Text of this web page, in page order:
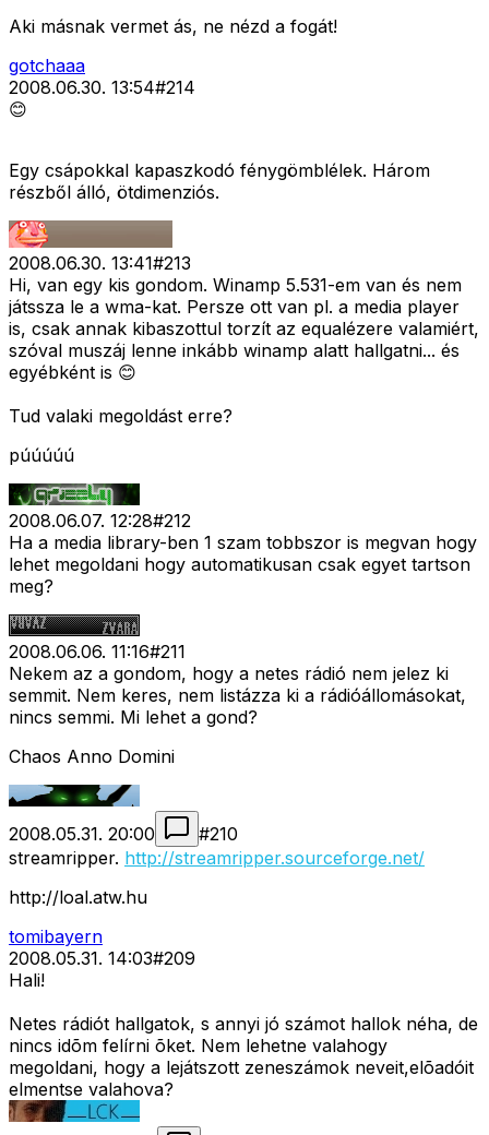
Aki másnak vermet ás, ne nézd a fogát!
gotchaaa
2008.06.30. 13:54#214
😊
Egy csápokkal kapaszkodó fénygömblélek. Három
részből álló, ötdimenziós.
2008.06.30. 13:41#213
Hi, van egy kis gondom. Winamp 5.531-em van és nem
játssza le a wma-kat. Persze ott van pl. a media player
is, csak annak kibaszottul torzít az equalézere valamiért,
szóval muszáj lenne inkább winamp alatt hallgatni... és
egyébként is 😊
Tud valaki megoldást erre?
púúúúú
2008.06.07. 12:28#212
Ha a media library-ben 1 szam tobbszor is megvan hogy
lehet megoldani hogy automatikusan csak egyet tartson
meg?
2008.06.06. 11:16#211
Nekem az a gondom, hogy a netes rádió nem jelez ki
semmit. Nem keres, nem listázza ki a rádióállomásokat,
nincs semmi. Mi lehet a gond?
Chaos Anno Domini
2008.05.31. 20:00 #210
streamripper. http://streamripper.sourceforge.net/
http://loal.atw.hu
tomibayern
2008.05.31. 14:03#209
Hali!
Netes rádiót hallgatok, s annyi jó számot hallok néha, de
nincs idõm felírni õket. Nem lehetne valahogy
megoldani, hogy a lejátszott zeneszámok neveit,elõadóit
elmentse valahova?